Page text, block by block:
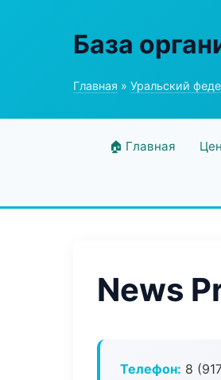
База
Главная » Уральский
🏠 Главная
News
Телефон: 8